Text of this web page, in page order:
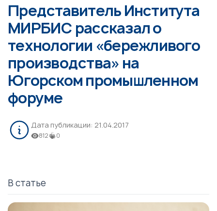
Представитель Института
МИРБИС рассказал о
технологии «бережливого
производства» на
Югорском промышленном
форуме
Дата публикации: 21.04.2017
812 0
В статье